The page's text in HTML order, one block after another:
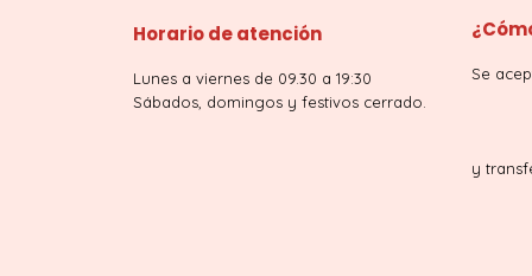
Horario de atención
Lunes a viernes de 09.30 a 19:30
Sábados, domingos y festivos cerrado.
Se
y